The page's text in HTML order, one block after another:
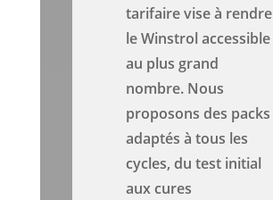
tarifaire vise à rendre
le Winstrol accessible
au plus grand
nombre. Nous
proposons des packs
adaptés à tous les
cycles, du test initial
aux cures